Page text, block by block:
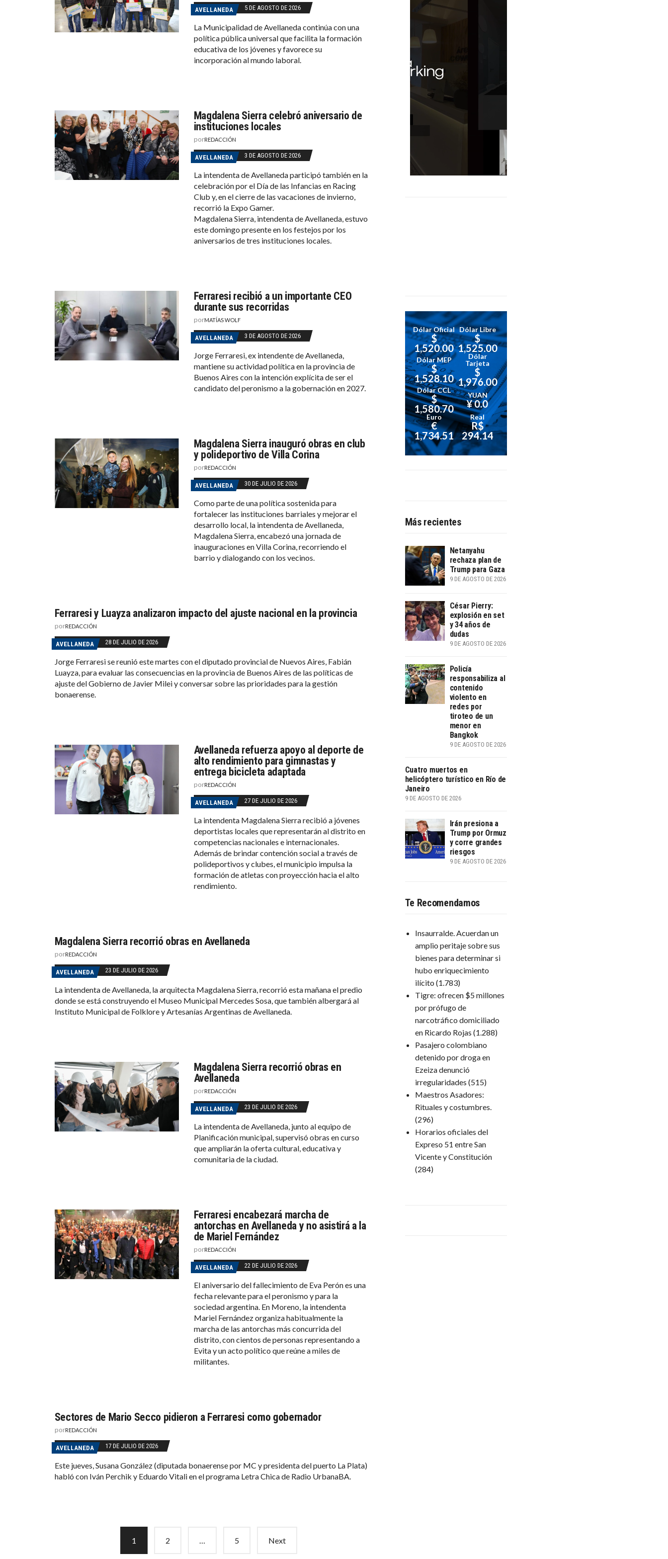
AVELLANEDA 5 DE AGOSTO DE 2026
La Municipalidad de Avellaneda continúa con una
política pública universal que facilita la formación
educativa de los jóvenes y favorece su
incorporación al mundo laboral.
Magdalena Sierra celebró aniversario de
instituciones locales
porREDACCIÓN
AVELLANEDA 3 DE AGOSTO DE 2026
La intendenta de Avellaneda participó también en la
celebración por el Día de las Infancias en Racing
Club y, en el cierre de las vacaciones de invierno,
recorrió la Expo Gamer.
Magdalena Sierra, intendenta de Avellaneda, estuvo
este domingo presente en los festejos por los
aniversarios de tres instituciones locales.
Ferraresi recibió a un importante CEO
durante sus recorridas
porMATÍAS WOLF
AVELLANEDA 3 DE AGOSTO DE 2026
Jorge Ferraresi, ex intendente de Avellaneda,
mantiene su actividad política en la provincia de
Buenos Aires con la intención explícita de ser el
candidato del peronismo a la gobernación en 2027.
Magdalena Sierra inauguró obras en club
y polideportivo de Villa Corina
porREDACCIÓN
AVELLANEDA 30 DE JULIO DE 2026
Como parte de una política sostenida para
fortalecer las instituciones barriales y mejorar el
desarrollo local, la intendenta de Avellaneda,
Magdalena Sierra, encabezó una jornada de
inauguraciones en Villa Corina, recorriendo el
barrio y dialogando con los vecinos.
Ferraresi y Luayza analizaron impacto del ajuste nacional en la provincia
porREDACCIÓN
AVELLANEDA 28 DE JULIO DE 2026
Jorge Ferraresi se reunió este martes con el diputado provincial de Nuevos Aires, Fabián
Luayza, para evaluar las consecuencias en la provincia de Buenos Aires de las políticas de
ajuste del Gobierno de Javier Milei y conversar sobre las prioridades para la gestión
bonaerense.
Avellaneda refuerza apoyo al deporte de
alto rendimiento para gimnastas y
entrega bicicleta adaptada
porREDACCIÓN
AVELLANEDA 27 DE JULIO DE 2026
La intendenta Magdalena Sierra recibió a jóvenes
deportistas locales que representarán al distrito en
competencias nacionales e internacionales.
Además de brindar contención social a través de
polideportivos y clubes, el municipio impulsa la
formación de atletas con proyección hacia el alto
rendimiento.
Magdalena Sierra recorrió obras en Avellaneda
porREDACCIÓN
AVELLANEDA 23 DE JULIO DE 2026
La intendenta de Avellaneda, la arquitecta Magdalena Sierra, recorrió esta mañana el predio
donde se está construyendo el Museo Municipal Mercedes Sosa, que también albergará al
Instituto Municipal de Folklore y Artesanías Argentinas de Avellaneda.
Magdalena Sierra recorrió obras en
Avellaneda
porREDACCIÓN
AVELLANEDA 23 DE JULIO DE 2026
La intendenta de Avellaneda, junto al equipo de
Planificación municipal, supervisó obras en curso
que ampliarán la oferta cultural, educativa y
comunitaria de la ciudad.
Ferraresi encabezará marcha de
antorchas en Avellaneda y no asistirá a la
de Mariel Fernández
porREDACCIÓN
AVELLANEDA 22 DE JULIO DE 2026
El aniversario del fallecimiento de Eva Perón es una
fecha relevante para el peronismo y para la
sociedad argentina. En Moreno, la intendenta
Mariel Fernández organiza habitualmente la
marcha de las antorchas más concurrida del
distrito, con cientos de personas representando a
Evita y un acto político que reúne a miles de
militantes.
Sectores de Mario Secco pidieron a Ferraresi como gobernador
porREDACCIÓN
AVELLANEDA 17 DE JULIO DE 2026
Este jueves, Susana González (diputada bonaerense por MC y presidenta del puerto La Plata)
habló con Iván Perchik y Eduardo Vitali en el programa Letra Chica de Radio UrbanaBA.
1 2 5 Next
Dólar Oficial
$
1,520.00
Dólar Libre
$
1,525.00
Dólar MEP
$
1,528.10
Dólar
Tarjeta
$
1,976.00
Dólar CCL
$
1,580.70
YUAN
¥ 0.0
Euro
€
1,734.51
Real
R$
294.14
Más recientes
Netanyahu
rechaza plan de
Trump para Gaza
9 DE AGOSTO DE 2026
César Pierry:
explosión en set
y 34 años de
dudas
9 DE AGOSTO DE 2026
Policía
responsabiliza al
contenido
violento en
redes por
tiroteo de un
menor en
Bangkok
9 DE AGOSTO DE 2026
Cuatro muertos en
helicóptero turístico en Río de
Janeiro
9 DE AGOSTO DE 2026
Irán presiona a
Trump por Ormuz
y corre grandes
riesgos
9 DE AGOSTO DE 2026
Te Recomendamos
Insaurralde. Acuerdan un
amplio peritaje sobre sus
bienes para determinar si
hubo enriquecimiento
ilícito (1.783)
Tigre: ofrecen $5 millones
por prófugo de
narcotráfico domiciliado
en Ricardo Rojas (1.288)
Pasajero colombiano
detenido por droga en
Ezeiza denunció
irregularidades (515)
Maestros Asadores:
Rituales y costumbres.
(296)
Horarios oficiales del
Expreso 51 entre San
Vicente y Constitución
(284)